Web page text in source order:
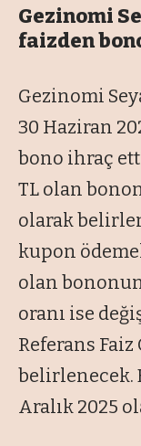
Gezinomi
faizden
Gezinomi
30 Haziran
bono ihraç
TL olan
olarak
kupon
olan
oranı ise
Referans Faiz
belirlenecek.
Aralık 2025